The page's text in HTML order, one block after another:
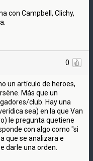
con Campbell, Clichy,
0
un artículo de heroes,
Más que un
club. Hay una
sea) en la que Van
le pregunta quetiene
con algo como "si
que se analizara e
darle una orden.